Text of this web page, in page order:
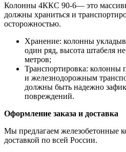
Колонны 4ККС 90-6— это
должны храниться и
осторожностью.
Хранение: колонны
один ряд, высота штабеля
метров;
Транспортировка: колонны
и железнодорожным
должны быть надежно
повреждений.
Оформление заказа и доставка
Мы предлагаем железобетонные
доставкой по всей России.